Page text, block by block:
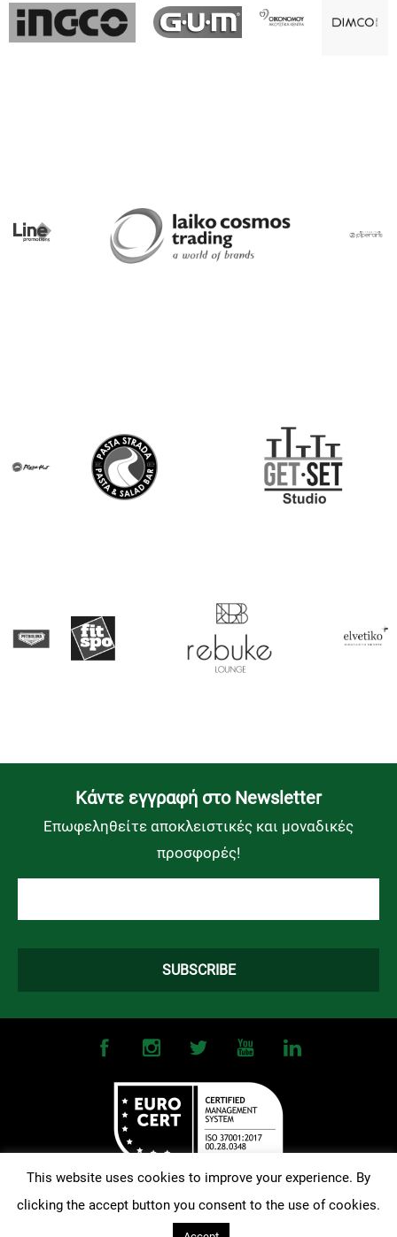
Kάντε εγγραφή στο Newsletter
Επωφεληθείτε αποκλειστικές και μοναδικές
προσφορές!
©2026OMONOIA FC. All Rights Reserved | Terms and Conditions|
This website uses cookies to improve your experience. By
clicking the accept button you consent to the use of cookies.